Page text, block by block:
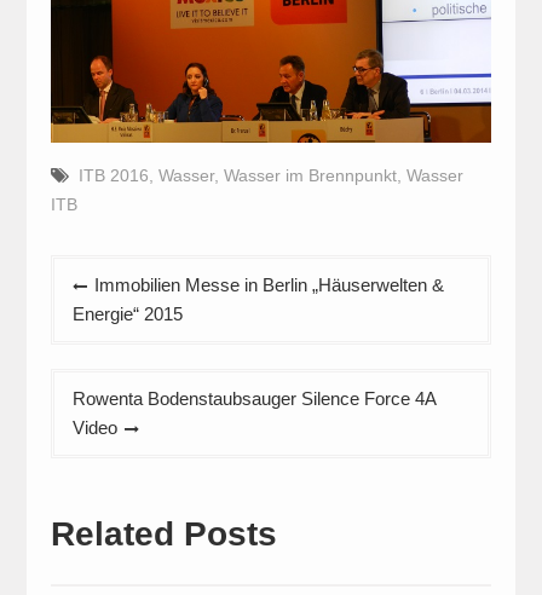
ITB 2016 Wasser, Wasser im Brennpunkt, Wasser
ITB
Beitragsnavigation
Immobilien Messe in Berlin „Häuserwelten &
Energie“ 2015
Rowenta Bodenstaubsauger Silence Force 4A
Video
Related Posts